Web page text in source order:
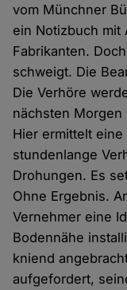
vom Münchner
ein Notizbuch
Fabrikanten.
schweigt. Die
Die Verhöre
nächsten
Hier ermittelt
stundenlange
Drohungen. Es
Ohne Ergebnis.
Vernehmer eine
Bodennähe
kniend
aufgefordert,